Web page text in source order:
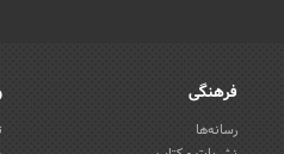
فرهنگی
رسانه‌ها